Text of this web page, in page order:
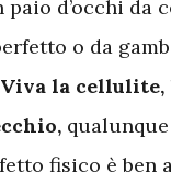
paio d’occhi da
o da
Viva la cellulite,
fisico è ben